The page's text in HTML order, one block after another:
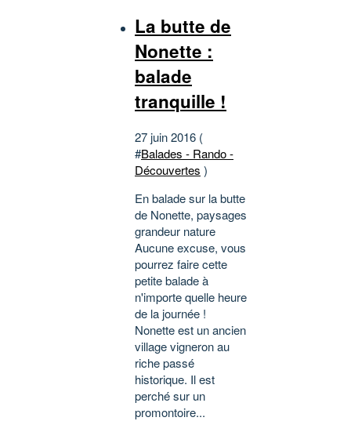
La butte de
Nonette :
balade
tranquille !
27 juin 2016 (
#Balades - Rando -
Découvertes )
En balade sur la butte
de Nonette, paysages
grandeur nature
Aucune excuse, vous
pourrez faire cette
petite balade à
n'importe quelle heure
de la journée !
Nonette est un ancien
village vigneron au
riche passé
historique. Il est
perché sur un
promontoire...